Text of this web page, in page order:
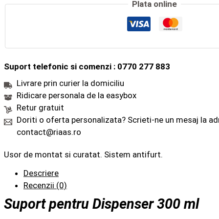
Plata online
Suport telefonic si comenzi : 0770 277 883
Livrare prin curier la domiciliu
Ridicare personala de la easybox
Retur gratuit
Doriti o oferta personalizata? Scrieti-ne un mesaj la
contact@riaas.ro
Usor de montat si curatat. Sistem antifurt.
Descriere
Recenzii (0)
Suport pentru Dispenser 300 ml